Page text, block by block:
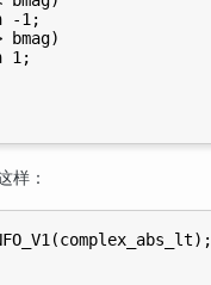
-1;
bmag)
1;
样：